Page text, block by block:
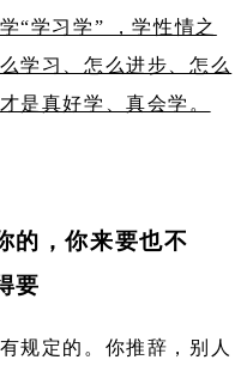
“学习学” ，学性情之
学习、怎么进步、怎么
是真好学、真会学。
的，你来要也不
要
规定的。你推辞，别人